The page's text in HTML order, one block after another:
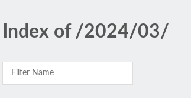
Index of /2024/03/